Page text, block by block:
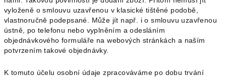
vyloženě o smlouvu uzavřenou v klasické tištěné podobě,
vlastnoručně podepsané. Může jít např. i o smlouvu uzavřenou
ústně, po telefonu nebo vyplněním a odesláním
objednávkového formuláře na webových stránkách a naším
potvrzením takové objednávky.
K tomuto účelu osobní údaje zpracováváme po dobu trvání